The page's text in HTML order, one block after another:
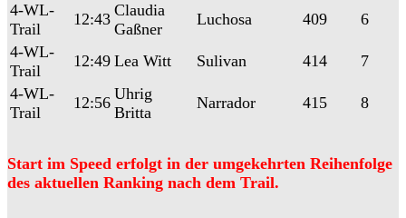
4-WL-
Trail
12:43 Claudia
Gaßner
Luchosa 409
6
4-WL-
Trail
12:49 Lea Witt Sulivan 414
7
4-WL-
Trail
12:56 Uhrig
Britta
Narrador 415 8
Start im Speed erfolgt in der umgekehrten Reihenfolge
des aktuellen Ranking nach dem Trail.